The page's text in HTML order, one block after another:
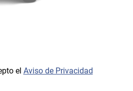
el Aviso de Privacidad